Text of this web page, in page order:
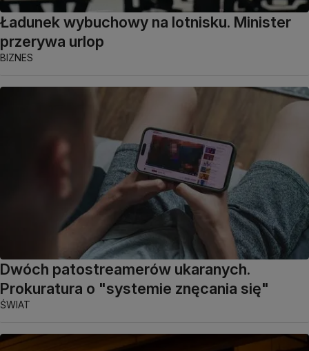
Ładunek wybuchowy na lotnisku. Minister
przerywa urlop
BIZNES
Dwóch patostreamerów ukaranych.
Prokuratura o "systemie znęcania się"
ŚWIAT